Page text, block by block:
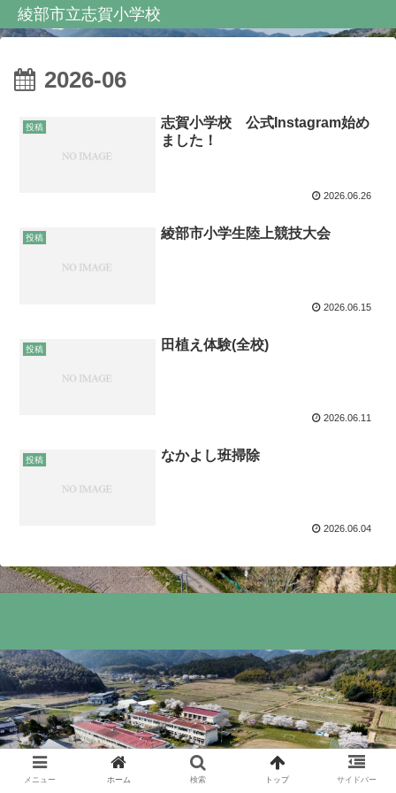
綾部市立志賀小学校
2026-06
投稿
志賀小学校 公式Instagram始め
ました！
2026.06.26
投稿 綾部市小学生陸上競技大会
2026.06.15
投稿 田植え体験(全校)
2026.06.11
投稿 なかよし班掃除
2026.06.04
メニュー ホーム 検索 トップ サイドバー